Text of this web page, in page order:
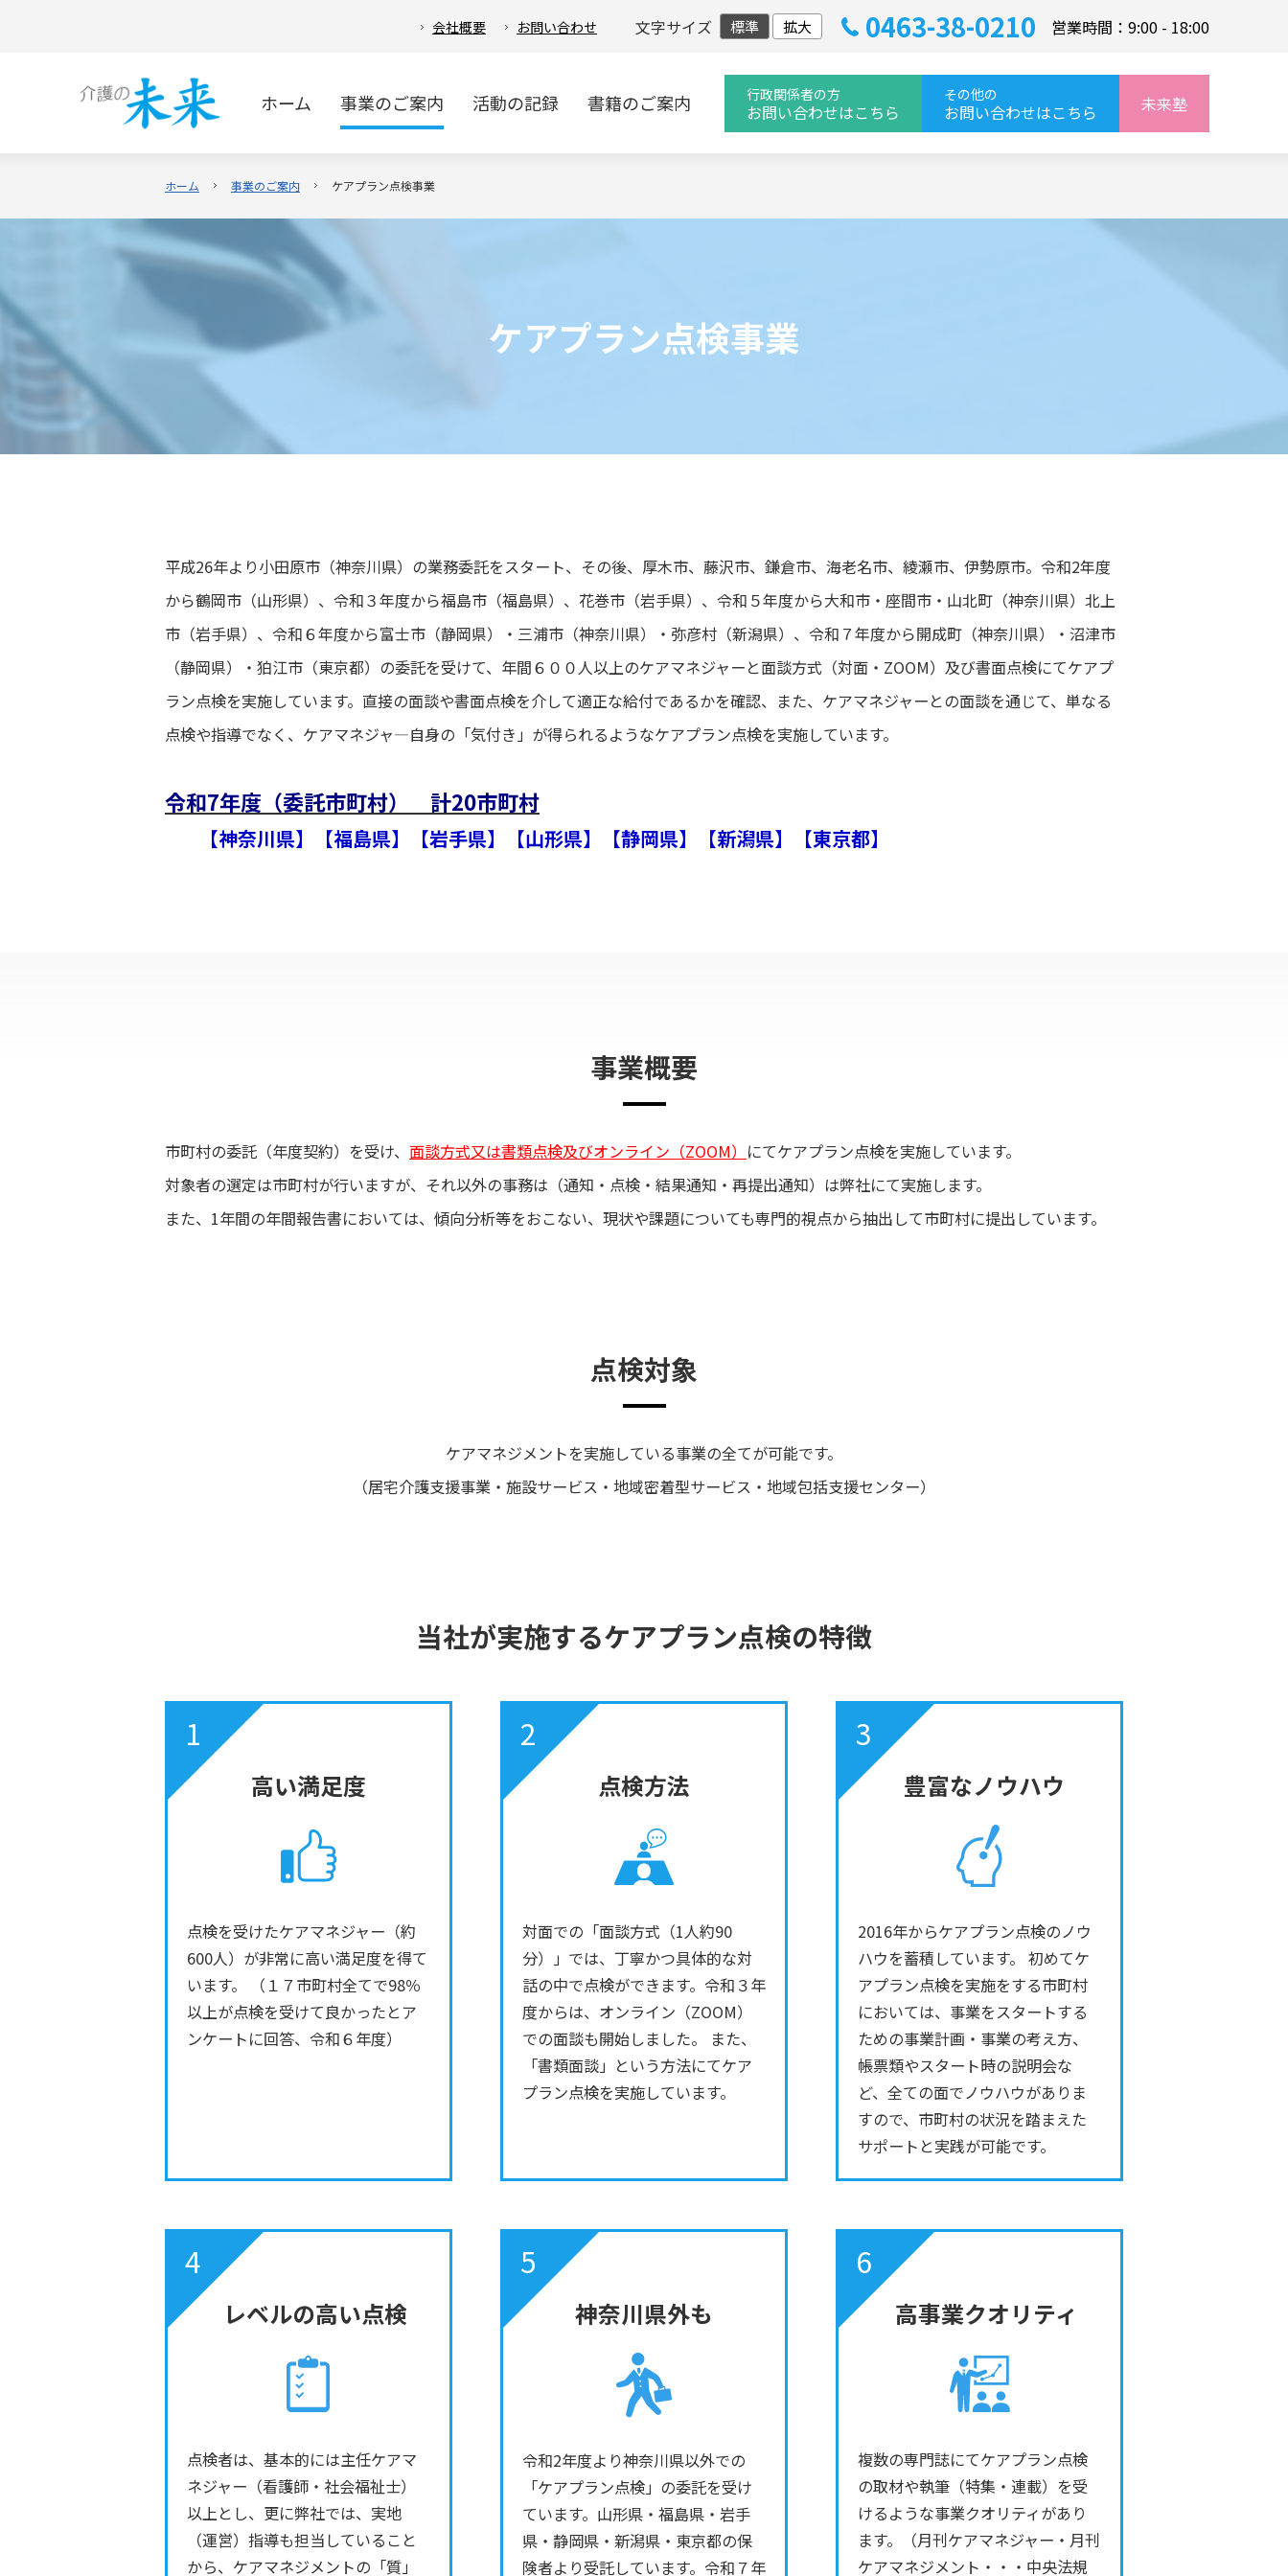
会社概要 お問い合わせ 文字サイズ 標準 拡大 0463-38-0210 営業時間：9:00 - 18:00
ホーム 事業のご案内 活動の記録 書籍のご案内 行政関係者の方
お問い合わせはこちら
その他の
お問い合わせはこちら 未来塾
ホーム 事業のご案内 ケアプラン点検事業
ケアプラン点検事業
平成26年より小田原市（神奈川県）の業務委託をスタート、その後、 厚木市、藤沢市、鎌倉市、海老名市、綾瀬市、伊勢原市。令和2年度
から鶴岡市（山形県）、令和３年度から福島市（福島県）、花巻市（岩手県）、令和５年度から大和市・座間市・山北町（神奈川県）北上
市（岩手県）、令和６年度から富士市（静岡県）・三浦市（神奈川県）・弥彦村（新潟県）、令和７年度から開成町（神奈川県）・沼津市
（静岡県）・狛江市（東京都） の委託を受けて、年間６００人以上のケアマネジャーと面談方式（対面・ZOOM）及び書面点検にてケアプ
ラン点検を実施しています。直接の面談や書面点検を介して適正な給付であるかを確認、また、ケアマネジャーとの面談を通じて、単なる
点検や指導でなく、ケアマネジャ―自身の「気付き」が得られるようなケアプラン点検を実施しています。
令和7年度（委託市町村） 計20市町村
【神奈川県】【福島県】【岩手県】【山形県】【静岡県】【新潟県】【東京都】
事業概要
市町村の委託（年度契約）を受け、 面談方式又は書類点検及びオンライン（ZOOM） にてケアプラン点検を実施しています。
対象者の選定は市町村が行いますが、それ以外の事務は（通知・点検・結果通知・再提出通知）は弊社にて実施します。
また、1年間の年間報告書においては、傾向分析等をおこない、現状や課題についても専門的視点から抽出して市町村に提出しています。
点検対象
ケアマネジメントを実施している事業の全てが可能です。
（居宅介護支援事業・施設サービス・地域密着型サービス・地域包括支援センター）
当社が実施するケアプラン点検の特徴
高い満足度
1
点検を受けたケアマネジャー（約
600人）が非常に高い満足度を得て
います。 （１７市町村全てで98％
以上が点検を受けて良かったとア
ンケートに回答、令和６年度）
点検方法
2
対面での「面談方式（1人約90
分）」では、丁寧かつ具体的な対
話の中で点検ができます。令和３年
度からは、オンライン（ZOOM）
での面談も開始しました。 また、
「書類面談」という方法にてケア
プラン点検を実施しています。
豊富なノウハウ
3
2016年からケアプラン点検のノウ
ハウを蓄積しています。 初めてケ
アプラン点検を実施をする市町村
においては、事業をスタートする
ための事業計画・事業の考え方、
帳票類やスタート時の説明会な
ど、全ての面でノウハウがありま
すので、市町村の状況を踏まえた
サポートと実践が可能です。
レベルの高い点検
4
点検者は、基本的には主任ケアマ
ネジャー（看護師・社会福祉士）
以上とし、更に弊社では、実地
（運営）指導も担当していること
から、ケアマネジメントの「質」
神奈川県外も
5
令和2年度より神奈川県以外での
「ケアプラン点検」の委託を受け
ています。山形県・福島県・岩手
県・静岡県・新潟県・東京都の保
険者より受託しています。令和７年
高事業クオリティ
6
複数の専門誌にてケアプラン点検
の取材や執筆（特集・連載）を受
けるような事業クオリティがあり
ます。（月刊ケアマネジャー・月刊
ケアマネジメント・・・中央法規